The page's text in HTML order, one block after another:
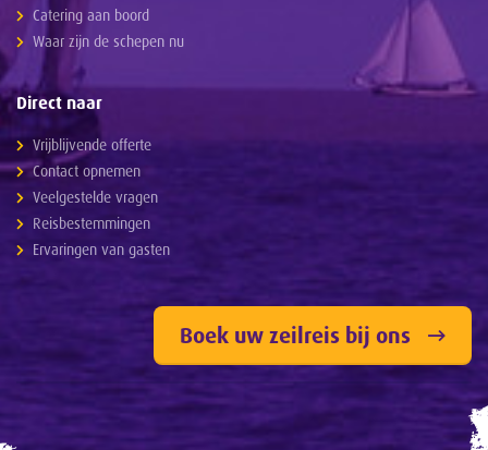
Catering aan boord
Waar zijn de schepen nu
Direct naar
Vrijblijvende offerte
Contact opnemen
Veelgestelde vragen
Reisbestemmingen
Ervaringen van gasten
Boek uw zeilreis bij ons